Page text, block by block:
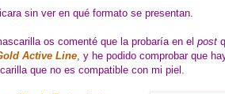
sin ver en qué formato se presentan.
os comenté que la probaría en el post
Active Line, y he podido comprobar que
que no es compatible con mi piel.